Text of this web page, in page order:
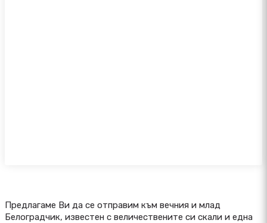
Предлагаме Ви да се отправим към вечния и млад
Белоградчик, известен с величествените си скали и една